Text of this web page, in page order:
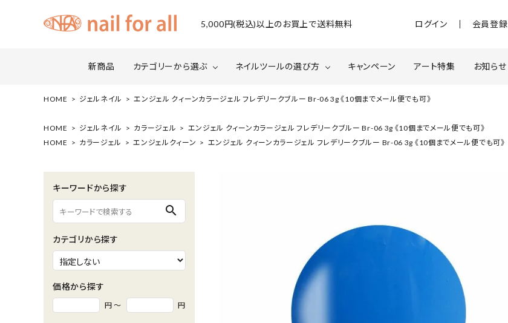
5,000円(税込)以上のお買上で送料無料 ログイン 会員登録
新商品 カテゴリーから選ぶ
マグネット・ミラーパウダー グリッター・ホログラム ネイルパーツ
ネイルシール・ フォイル・箔
水性ネイル （シェルズコート）
ネイルツールの選び方 キャンペーン アート特集 お知らせ
HOME ジェルネイル エンジェル クィーンカラージェル フレデリークブルー Br-06 3g 《10個までメール便でも可》
HOME ジェルネイル カラージェル
エンジェル クィーンカラージェル フレデリークブルー Br-06 3g 《10個までメール便でも可》
HOME
カラージェル エンジェルクィーン エンジェル クィーンカラージェル フレデリークブルー Br-06 3g 《10個までメール便でも可》
キーワードから探す
search
カテゴリから探す
価格から探す
円 ～ 円